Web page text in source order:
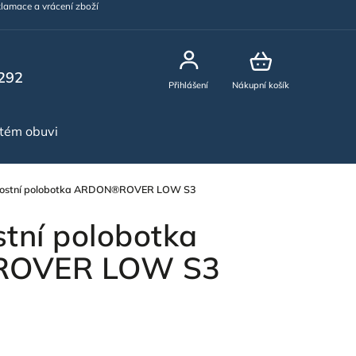
a vrácení zboží
Nákupní košík
Přihlášení
obuvi
polobotka ARDON®ROVER LOW S3
polobotka
LOW S3